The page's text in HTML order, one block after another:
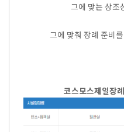
그에 맞는 상조
그에 맞춰 장례 준비
코스모스제일장